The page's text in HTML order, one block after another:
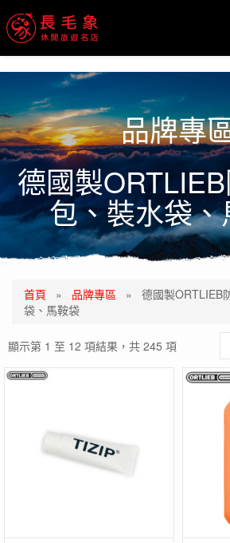
品牌專
德國製
包、裝水袋
首頁 » 品牌專區 » 德國製ORTLIEB
袋、馬鞍袋
顯示第 1 至 12 項結果，共 245 項